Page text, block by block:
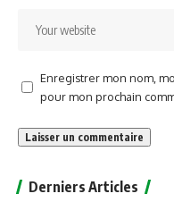
Enregistrer mon nom,
pour mon prochain
Derniers Articles